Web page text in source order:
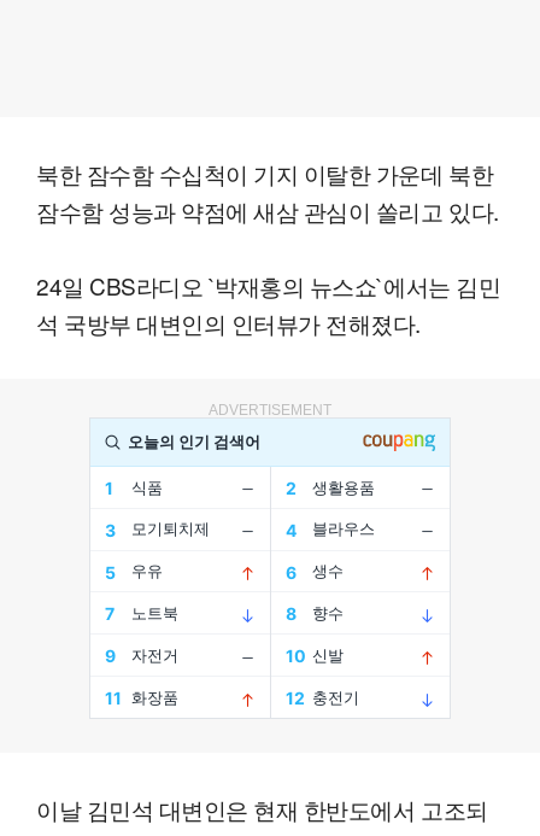
북한 잠수함 수십척이 기지 이탈한 가운데 북한
잠수함 성능과 약점에 새삼 관심이 쏠리고 있다.
24일 CBS라디오 `박재홍의 뉴스쇼`에서는 김민
석 국방부 대변인의 인터뷰가 전해졌다.
ADVERTISEMENT
이날 김민석 대변인은 현재 한반도에서 고조되